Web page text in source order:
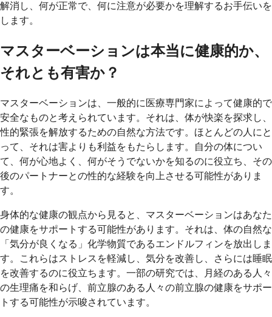
解消し、何が正常で、何に注意が必要かを理解するお手伝いを
します。
マスターベーションは本当に健康的か、
それとも有害か？
マスターベーションは、一般的に医療専門家によって健康的で
安全なものと考えられています。それは、体が快楽を探求し、
性的緊張を解放するための自然な方法です。ほとんどの人にと
って、それは害よりも利益をもたらします。自分の体につい
て、何が心地よく、何がそうでないかを知るのに役立ち、その
後のパートナーとの性的な経験を向上させる可能性がありま
す。
身体的な健康の観点から見ると、マスターベーションはあなた
の健康をサポートする可能性があります。それは、体の自然な
「気分が良くなる」化学物質であるエンドルフィンを放出しま
す。これらはストレスを軽減し、気分を改善し、さらには睡眠
を改善するのに役立ちます。一部の研究では、月経のある人々
の生理痛を和らげ、前立腺のある人々の前立腺の健康をサポー
トする可能性が示唆されています。